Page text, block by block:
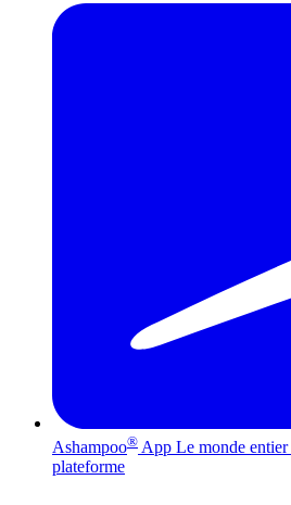
Ashampoo® App Le monde
plateforme